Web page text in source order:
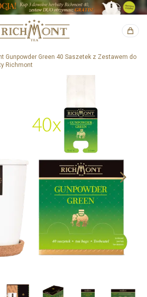
Gunpowder Green 40 Saszetek z Zestawem do
Richmont